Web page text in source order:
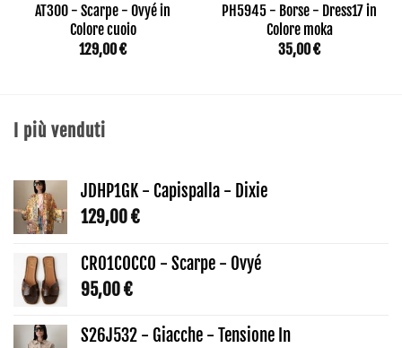
AT300 - Scarpe - Ovyé in
Colore cuoio
129,00€
PH5945 - Borse - Dress17 in
Colore moka
35,00€
I più venduti
JDHP1GK - Capispalla - Dixie
129,00€
CR01COCCO - Scarpe - Ovyé
95,00€
S26J532 - Giacche - Tensione In